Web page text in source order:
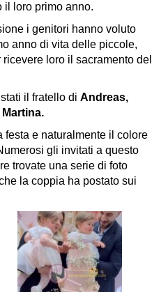
il loro primo anno.
i genitori hanno voluto
anno di vita delle piccole,
loro il sacramento del
il fratello di Andreas,
Martina.
e naturalmente il colore
gli invitati a questo
trovate una serie di foto
la coppia ha postato sui